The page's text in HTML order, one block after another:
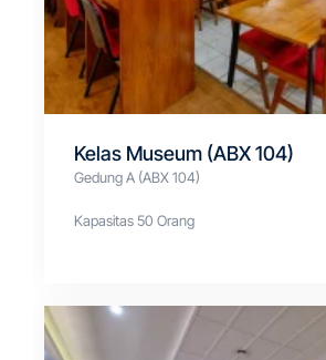
Kelas Museum (ABX 104)
Gedung A (ABX 104)
Kapasitas 50 Orang